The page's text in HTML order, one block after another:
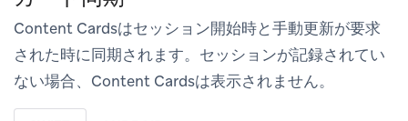
Content Cardsはセッション開始時と手動更新が要求
された時に同期されます。セッションが記録されてい
ない場合、Content Cardsは表示されません。